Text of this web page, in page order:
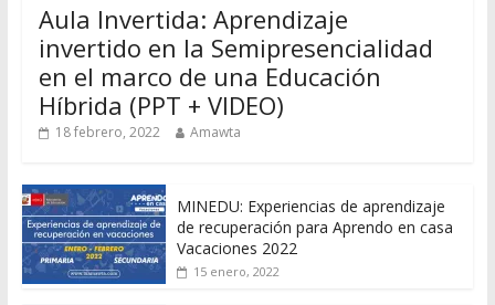
Aula Invertida: Aprendizaje
invertido en la Semipresencialidad
en el marco de una Educación
Híbrida (PPT + VIDEO)
18 febrero, 2022 Amawta
MINEDU: Experiencias de aprendizaje
de recuperación para Aprendo en casa
Vacaciones 2022
15 enero, 2022